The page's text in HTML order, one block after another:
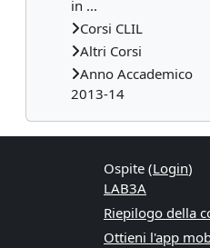
in ...
Corsi CLIL
Altri Corsi
Anno Accademico
2013-14
Ospite (Login)
LAB3A
Riepilogo della
Ottieni l'app